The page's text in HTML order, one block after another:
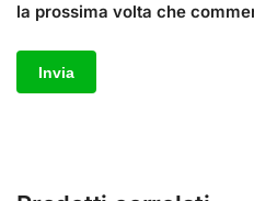
la prossima volta che